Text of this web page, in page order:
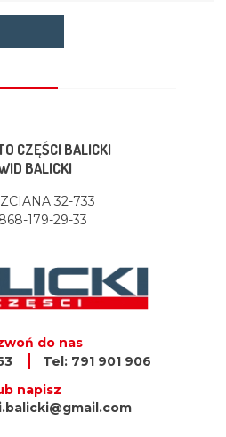
CZĘŚCI BALICKI
BALICKI
32-733
179-29-33
do nas
Tel: 791 901 906
napisz